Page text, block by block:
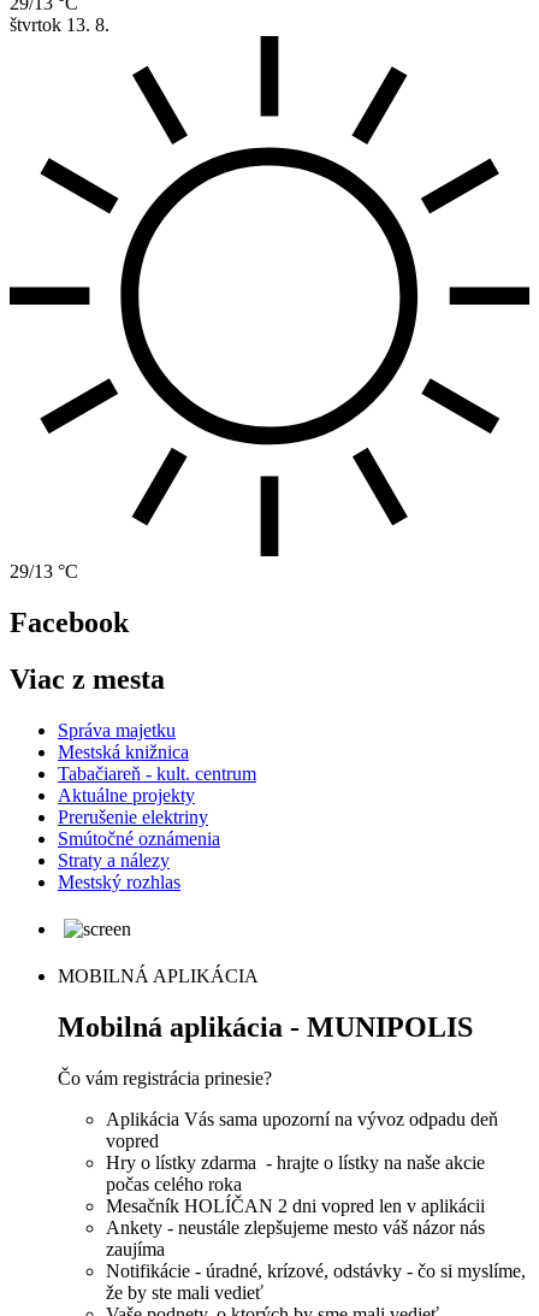
štvrtok 13. 8.
29/13 °C
Facebook
Viac z mesta
Správa majetku
Mestská knižnica
Tabačiareň - kult. centrum
Aktuálne projekty
Prerušenie elektriny
Smútočné oznámenia
Straty a nálezy
Mestský rozhlas
MOBILNÁ APLIKÁCIA
Mobilná aplikácia - MUNIPOLIS
Čo vám registrácia prinesie?
Aplikácia Vás sama upozorní na vývoz odpadu deň
vopred
Hry o lístky zdarma - hrajte o lístky na naše akcie
počas celého roka
Mesačník HOLÍČAN 2 dni vopred len v aplikácii
Ankety - neustále zlepšujeme mesto váš názor nás
zaujíma
Notifikácie - úradné, krízové, odstávky - čo si myslíme,
že by ste mali vedieť